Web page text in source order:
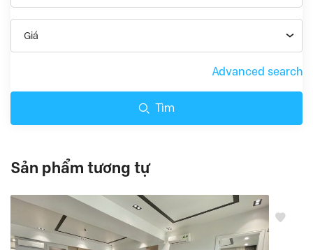
Giá
Advanced search
Tìm
Sản phẩm tương tự